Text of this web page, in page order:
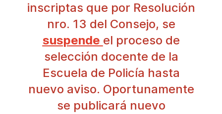
inscriptas que por Resolución
nro. 13 del Consejo, se
suspende el proceso de
selección docente de la
Escuela de Policía hasta
nuevo aviso. Oportunamente
se publicará nuevo